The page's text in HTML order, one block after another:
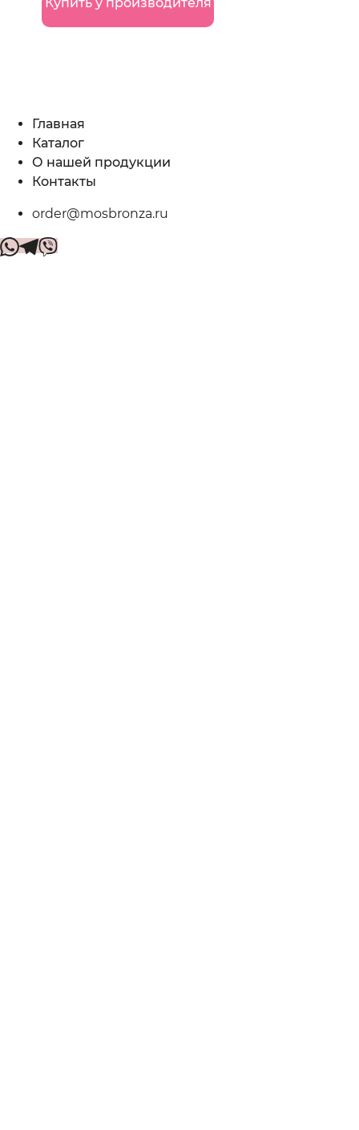
Главная
Каталог
О нашей продукции
Контакты
order@mosbronza.ru